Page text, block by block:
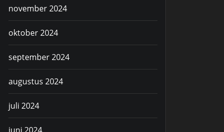
november 2024
oktober 2024
september 2024
augustus 2024
juli 2024